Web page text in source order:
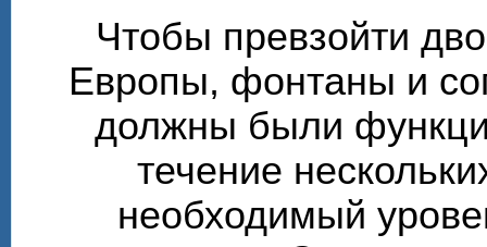
Чтобы превзойти
Европы, фонтаны и
должны были
течение
необходимый